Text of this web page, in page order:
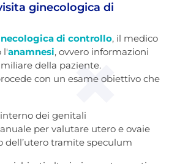
ginecologica di
di controllo, il medico
l'anamnesi, ovvero informazioni
della paziente.
con un esame obiettivo che
dei genitali
per valutare utero e ovaie
dell’utero tramite speculum